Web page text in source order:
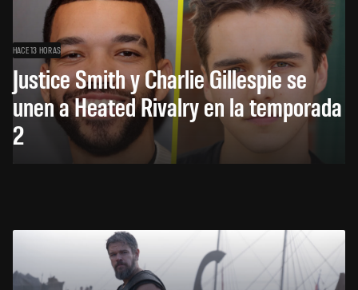
HACE 13 HORAS
Justice Smith y Charlie Gillespie se
unen a Heated Rivalry en la temporada
2